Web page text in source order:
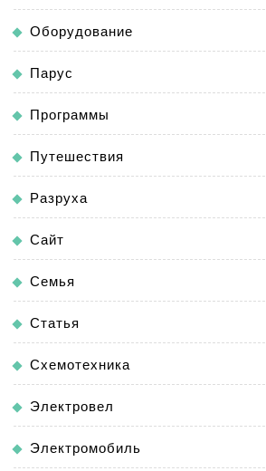
Оборудование
Парус
Программы
Путешествия
Разруха
Сайт
Семья
Статья
Схемотехника
Электровел
Электромобиль